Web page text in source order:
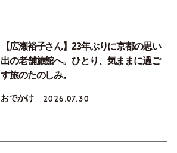
【広瀬裕子さん】23年ぶりに京都の思い
出の老舗旅館へ。ひとり、気ままに過ご
す旅のたのしみ。
おでかけ 2026.07.30